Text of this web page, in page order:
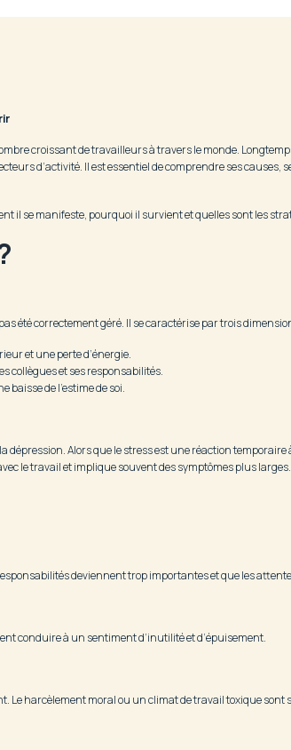
croissant de travailleurs à travers le monde.
d’activité. Il est essentiel de comprendre ses
il se manifeste, pourquoi il survient et quelles sont les
été correctement géré. Il se caractérise par trois
et une perte d’énergie.
collègues et ses responsabilités.
baisse de l’estime de soi.
Alors que le stress est une réaction
le travail et implique souvent des symptômes plus larges.
deviennent trop importantes et que les
conduire à un sentiment d’inutilité et d’épuisement.
harcèlement moral ou un climat de travail toxique sont